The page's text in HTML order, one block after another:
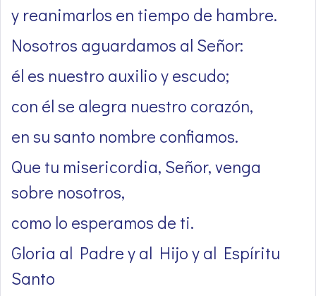
y reanimarlos en tiempo de hambre.
Nosotros aguardamos al Señor:
él es nuestro auxilio y escudo;
con él se alegra nuestro corazón,
en su santo nombre confiamos.
Que tu misericordia, Señor, venga
sobre nosotros,
como lo esperamos de ti.
Gloria al Padre y al Hijo y al Espíritu
Santo